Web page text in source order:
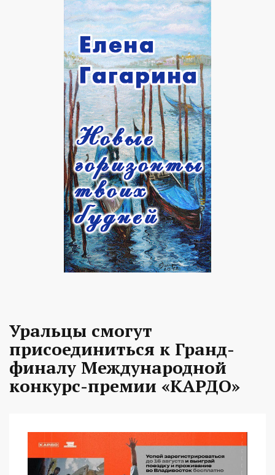
Уральцы смогут
присоединиться к Гранд-
финалу Международной
конкурс-премии «КАРДО»